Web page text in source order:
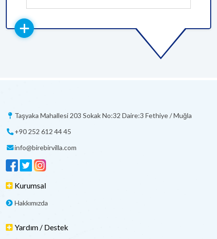
Taşyaka Mahallesi 203 Sokak No:32 Daire:3 Fethiye / Muğla
+90 252 612 44 45
info@birebirvilla.com
Kurumsal
Hakkımızda
Yardım / Destek